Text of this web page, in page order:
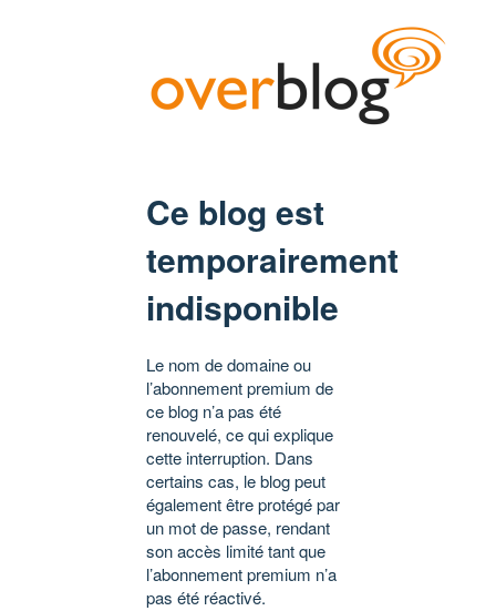
Ce blog est
temporairement
indisponible
Le nom de domaine ou
l’abonnement premium de
ce blog n’a pas été
renouvelé, ce qui explique
cette interruption. Dans
certains cas, le blog peut
également être protégé par
un mot de passe, rendant
son accès limité tant que
l’abonnement premium n’a
pas été réactivé.